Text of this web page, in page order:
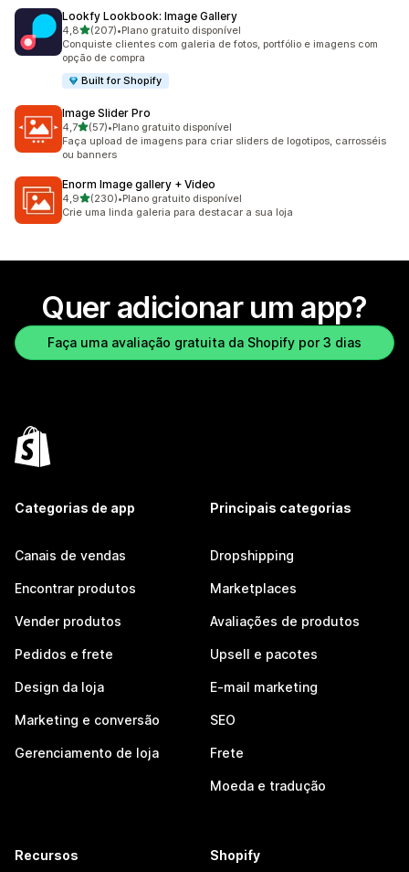
Lookfy Lookbook: Image Gallery
4,8de 5 estrelas
(207)
207 avaliações ao todo
•Plano gratuito disponível
Conquiste clientes com galeria de fotos, portfólio e imagens com
opção de compra
Built for Shopify
Image Slider Pro
4,7de 5 estrelas
(57)
57 avaliações ao todo
•Plano gratuito disponível
Faça upload de imagens para criar sliders de logotipos, carrosséis
ou banners
Enorm Image gallery + Video
4,9de 5 estrelas
(230)
230 avaliações ao todo
•Plano gratuito disponível
Crie uma linda galeria para destacar a sua loja
Quer adicionar um app?
Faça uma avaliação gratuita da Shopify por 3 dias
Categorias de app
Canais de vendas
Encontrar produtos
Vender produtos
Pedidos e frete
Design da loja
Marketing e conversão
Gerenciamento de loja
Principais categorias
Dropshipping
Marketplaces
Avaliações de produtos
Upsell e pacotes
E-mail marketing
SEO
Frete
Moeda e tradução
Recursos Shopify